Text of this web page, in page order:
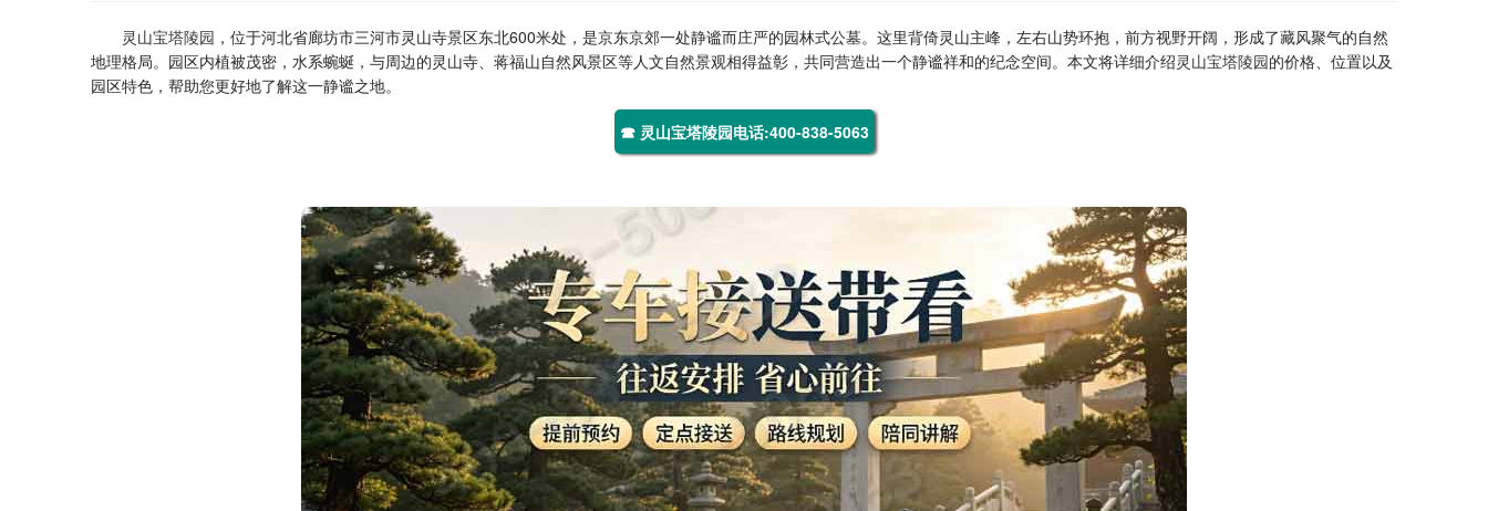
灵山宝塔陵园 ，位于河北省廊坊市三河市灵山寺景区东北600米处，是京东京郊一处静谧而庄严的园林式公墓。这里背倚灵山主峰，左右山势环抱，前方视野开阔，形成了藏风聚气的自然
地理格局。园区内植被茂密，水系蜿蜒，与周边的灵山寺、蒋福山自然风景区等人文自然景观相得益彰，共同营造出一个静谧祥和的纪念空间。本文将详细介绍灵山宝塔陵园的价格、位置以及
园区特色，帮助您更好地了解这一静谧之地。
☎ 灵山宝塔陵园电话:400-838-5063